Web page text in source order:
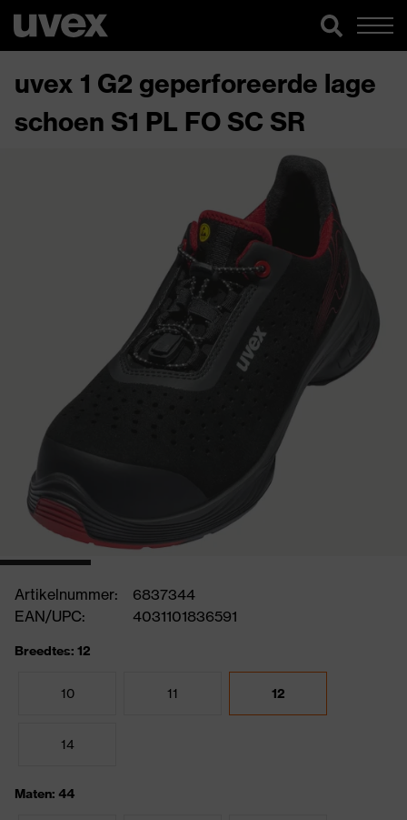
uvex 1 G2 geperforeerde lage
schoen S1 PL FO SC SR
Artikelnummer:
6837344
EAN/UPC:
4031101836591
Breedtes: 12
10 11 12
14
Maten: 44